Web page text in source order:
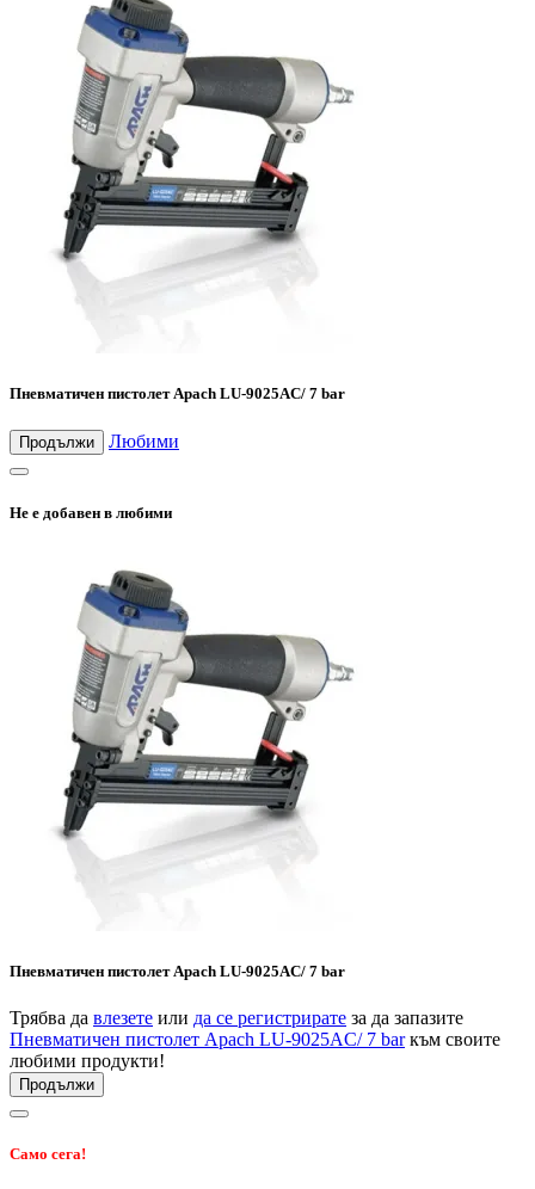
Пневматичен пистолет Apach LU-9025AC/ 7 bar
Продължи Любими
Не е добавен в любими
Пневматичен пистолет Apach LU-9025AC/ 7 bar
Трябва да влезете или да се регистрирате за да запазите
Пневматичен пистолет Apach LU-9025AC/ 7 barкъм своите
любими продукти!
Продължи
Само сега!